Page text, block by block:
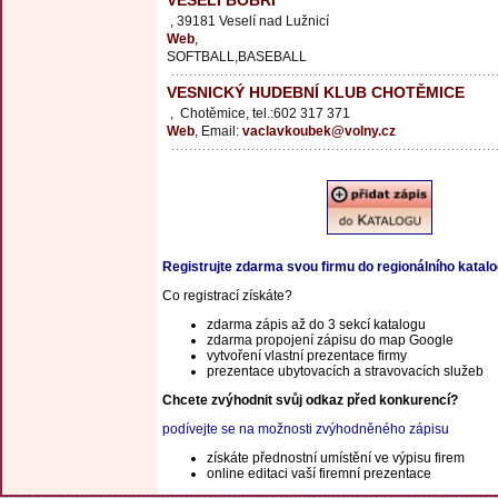
, 39181 Veselí nad Lužnicí
Web,
SOFTBALL,BASEBALL
VESNICKÝ HUDEBNÍ KLUB CHOTĚMICE
, Chotěmice, tel.:602 317 371
Web, Email: vaclavkoubek@volny.cz
Registrujte zdarma svou firmu do regionálního
Co registrací získáte?
zdarma zápis až do 3 sekcí katalogu
zdarma propojení zápisu do map Google
vytvoření vlastní prezentace firmy
prezentace ubytovacích a stravovacích služeb
Chcete zvýhodnit svůj odkaz před konkurencí?
podívejte se na možnosti zvýhodněného zápisu
získáte přednostní umístění ve výpisu firem
online editaci vaší firemní prezentace